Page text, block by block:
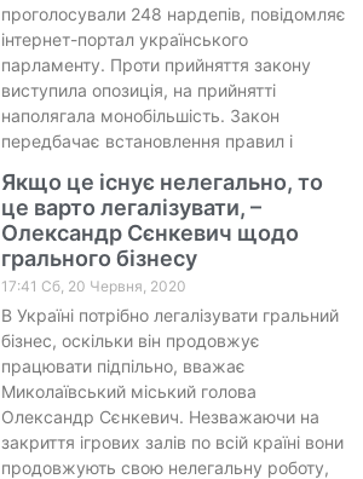
проголосували 248 нардепів, повідомляє
інтернет-портал українського
парламенту. Проти прийняття закону
виступила опозиція, на прийнятті
наполягала монобільшість. Закон
передбачає встановлення правил і
Якщо це існує нелегально, то
це варто легалізувати, –
Олександр Сєнкевич щодо
грального бізнесу
17:41 Сб, 20 Червня, 2020
В Україні потрібно легалізувати гральний
бізнес, оскільки він продовжує
працювати підпільно, вважає
Миколаївський міський голова
Олександр Сєнкевич. Незважаючи на
закриття ігрових залів по всій країні вони
продовжують свою нелегальну роботу,